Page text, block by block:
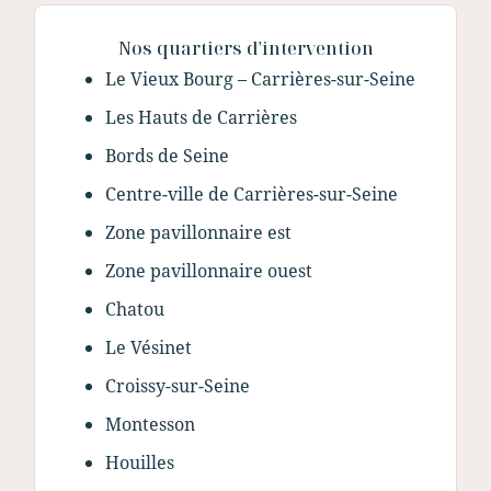
Nos quartiers d'intervention
Le Vieux Bourg – Carrières-sur-Seine
Les Hauts de Carrières
Bords de Seine
Centre-ville de Carrières-sur-Seine
Zone pavillonnaire est
Zone pavillonnaire ouest
Chatou
Le Vésinet
Croissy-sur-Seine
Montesson
Houilles